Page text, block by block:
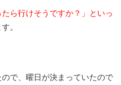
たら行けそうですか？」といっ
。
で、曜日が決まっていたので